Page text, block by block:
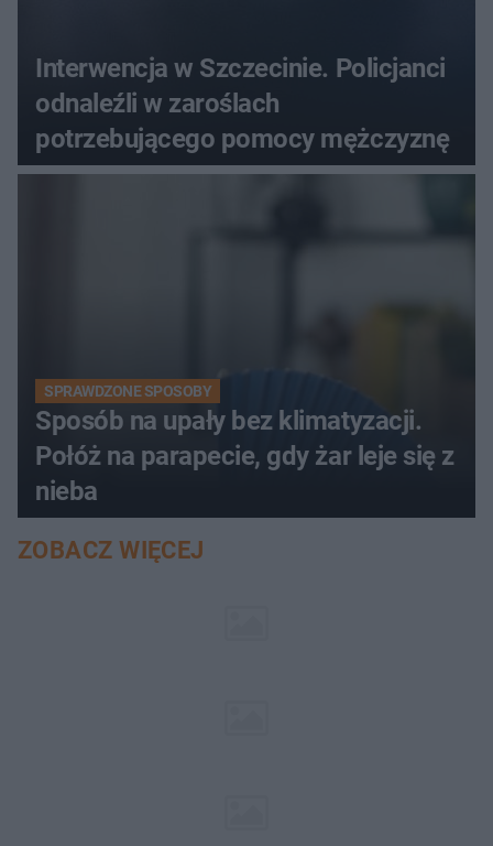
Interwencja w Szczecinie. Policjanci
odnaleźli w zaroślach
potrzebującego pomocy mężczyznę
SPRAWDZONE SPOSOBY
Sposób na upały bez klimatyzacji.
Połóż na parapecie, gdy żar leje się z
nieba
ZOBACZ WIĘCEJ